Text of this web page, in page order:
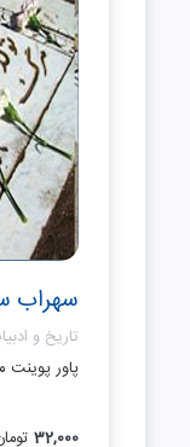
سهراب
تاریخ و
پاور
32,000